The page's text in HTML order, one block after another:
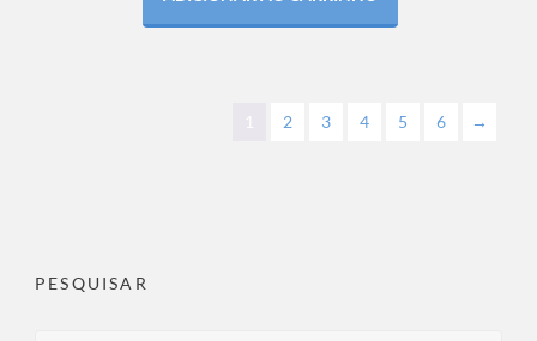
1 2 3 4 5 6 →
PESQUISAR